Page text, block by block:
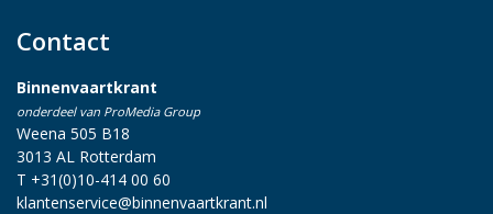
Contact
Binnenvaartkrant
onderdeel van ProMedia Group
Weena 505 B18
3013 AL Rotterdam
T +31(0)10-414 00 60
klantenservice@binnenvaartkrant.nl